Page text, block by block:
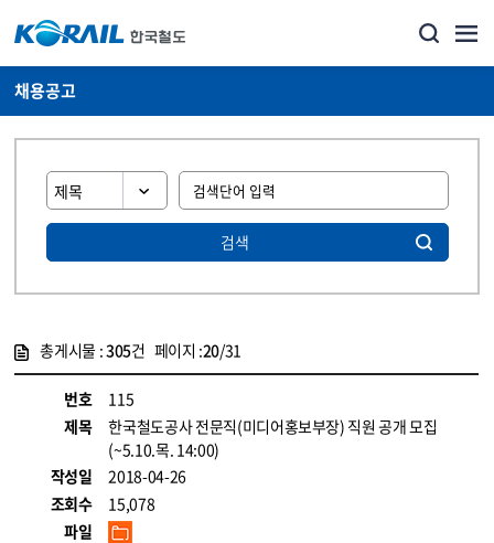
채용공고
검색
총게시물 :305건 페이지 :20/31
번호
115
제목
한국철도공사 전문직(미디어홍보부장) 직원 공개 모집
(~5.10.목. 14:00)
작성일
2018-04-26
조회수
15,078
파일